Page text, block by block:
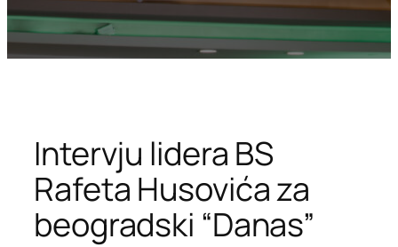
Intervju lidera BS
Rafeta Husovića za
beogradski “Danas”